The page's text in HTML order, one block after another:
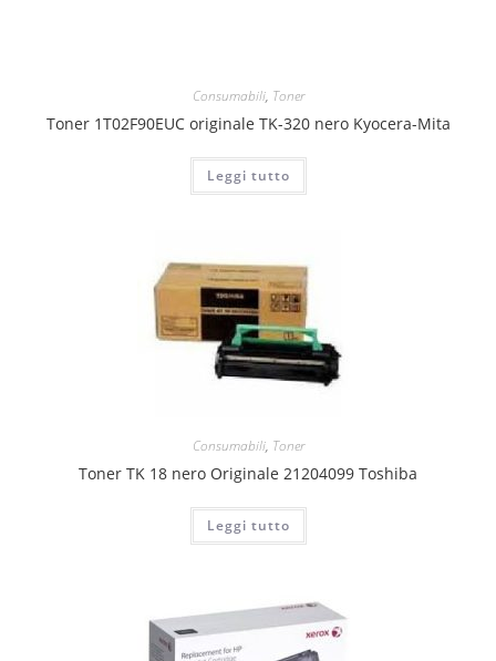
Consumabili, Toner
Toner 1T02F90EUC originale TK-320 nero Kyocera-Mita
Leggi tutto
Consumabili, Toner
Toner TK 18 nero Originale 21204099 Toshiba
Leggi tutto